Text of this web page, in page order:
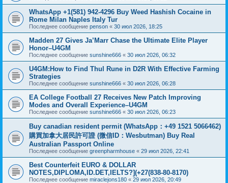
WhatsApp +1(581) 942-4296 Buy Weed Hashish Cocaine in
Rome Milan Naples Italy Tur
Последнее сообщение penson « 30 июл 2026, 18:25
Madden 27 Gives Ja’Marr Chase the Ultimate Elite Player
Honor–U4GM
Последнее сообщение sunshine666 « 30 июл 2026, 06:32
U4GM:How to Find Thul Rune in D2R With Effective Farming
Strategies
Последнее сообщение sunshine666 « 30 июл 2026, 06:28
EA College Football 27 Receives New Patch Improving
Modes and Overall Experience–U4GM
Последнее сообщение sunshine666 « 30 июл 2026, 06:23
Buy canadian resident permit (WhatsApp：+49 1521 5066462)
購買加拿大居民許可證 (微信ID：Wesbutman) Buy Real
Australian Passport Online
Последнее сообщение greenpharmhouse « 29 июл 2026, 22:41
Best Counterfeit EURO & DOLLAR
NOTES,DIPLOMA,ID.DET,IELTS?](+27(838-80-8170)
Последнее сообщение miraclejons180 « 29 июл 2026, 20:49